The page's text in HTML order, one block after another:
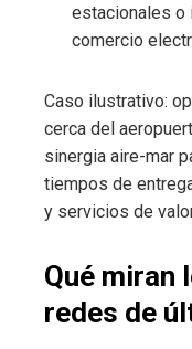
estacionales o
comercio
Caso ilustrativo:
cerca del
sinergia aire-mar
tiempos de
y servicios de
Qué miran
redes de